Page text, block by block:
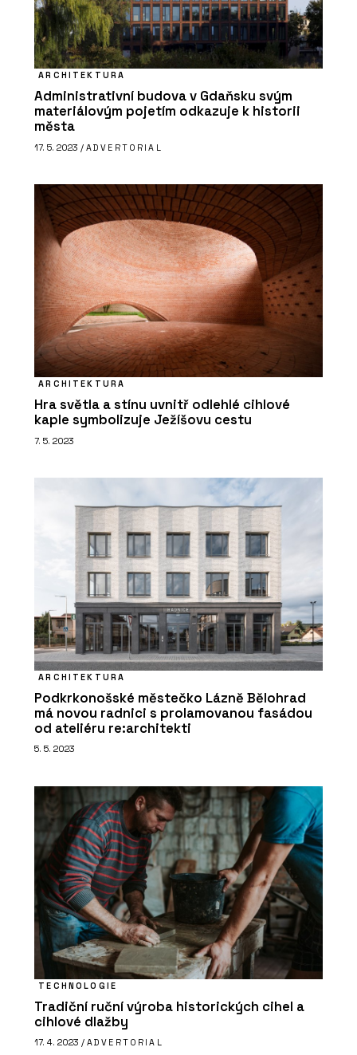
ARCHITEKTURA
Administrativní budova v Gdaňsku svým
materiálovým pojetím odkazuje k historii
města
17. 5. 2023 / ADVERTORIAL
ARCHITEKTURA
Hra světla a stínu uvnitř odlehlé cihlové
kaple symbolizuje Ježíšovu cestu
7. 5. 2023
ARCHITEKTURA
Podkrkonošské městečko Lázně Bělohrad
má novou radnici s prolamovanou fasádou
od ateliéru re:architekti
5. 5. 2023
TECHNOLOGIE
Tradiční ruční výroba historických cihel a
cihlové dlažby
17. 4. 2023 / ADVERTORIAL